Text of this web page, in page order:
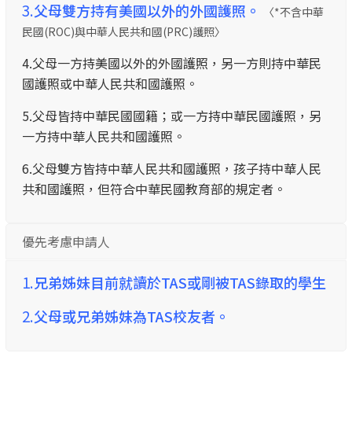
3.父母雙方持有美國以外的外國護照。
〈*不含中華
民國(ROC)與中華人民共和國(PRC)護照〉
4.父母一方持美國以外的外國護照，另一方則持中華民
國護照或中華人民共和國護照。
5.父母皆持中華民國國籍；或一方持中華民國護照，另
一方持中華人民共和國護照。
6.父母雙方皆持中華人民共和國護照，孩子持中華人民
共和國護照，但符合中華民國教育部的規定者。
優先考慮申請人
1.兄弟姊妹目前就讀於TAS或剛被TAS錄取的學生
2.父母或兄弟姊妹為TAS校友者。